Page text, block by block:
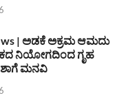
| ಅಡಕೆ ಅಕ್ರಮ ಆಮದು
ನಿಯೋಗದಿಂದ ಗೃಹ
ಮನವಿ